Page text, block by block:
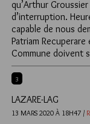
qu’Arthur
d’interruption.
capable de nous
Patriam
Commune doivent
3
LAZARE-LAG
13 MARS 2020 À 18H47 /